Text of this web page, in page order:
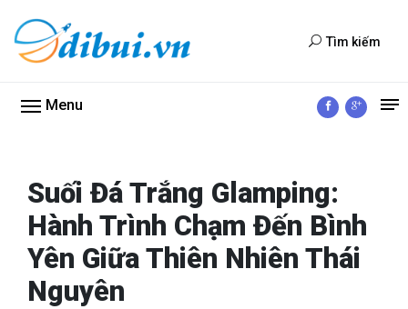
Tìm kiếm
Menu
Suối Đá Trắng Glamping:
Hành Trình Chạm Đến Bình
Yên Giữa Thiên Nhiên Thái
Nguyên